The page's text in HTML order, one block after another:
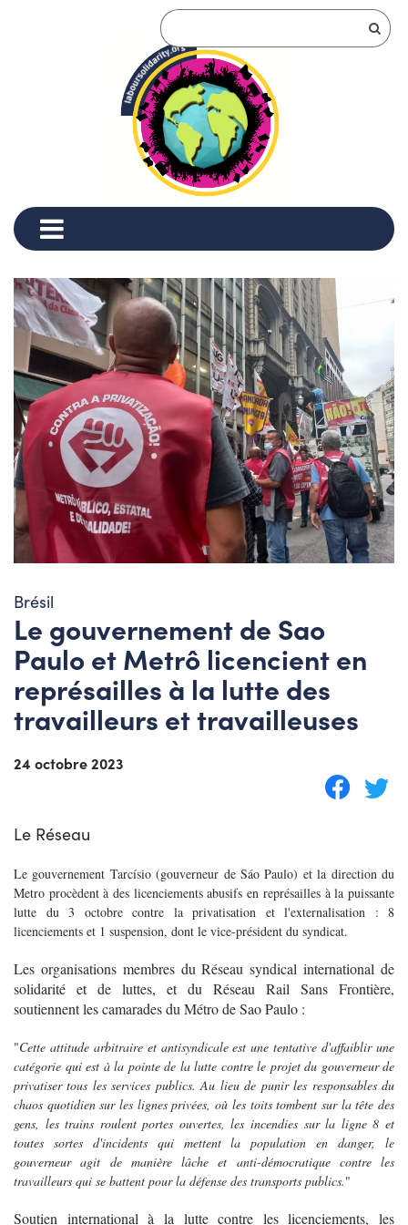
Brésil
Le gouvernement de Sao
Paulo et Metrô licencient en
représailles à la lutte des
travailleurs et travailleuses
24 octobre 2023
Le Réseau
Le gouvernement Tarcísio (gouverneur de Sáo Paulo) et la direction du
Metro procèdent à des licenciements abusifs en représailles à la puissante
lutte du 3 octobre contre la privatisation et l'externalisation : 8
licenciements et 1 suspension, dont le vice-président du syndicat.
Les organisations membres du Réseau syndical international de
solidarité et de luttes, et du Réseau Rail Sans Frontière,
soutiennent les camarades du Métro de Sao Paulo :
"Cette attitude arbitraire et antisyndicale est une tentative d'affaiblir une
catégorie qui est à la pointe de la lutte contre le projet du gouverneur de
privatiser tous les services publics. Au lieu de punir les responsables du
chaos quotidien sur les lignes privées, où les toits tombent sur la tête des
gens, les trains roulent portes ouvertes, les incendies sur la ligne 8 et
toutes sortes d'incidents qui mettent la population en danger, le
gouverneur agit de manière lâche et anti-démocratique contre les
travailleurs qui se battent pour la défense des transports publics."
Soutien international à la lutte contre les licenciements, les